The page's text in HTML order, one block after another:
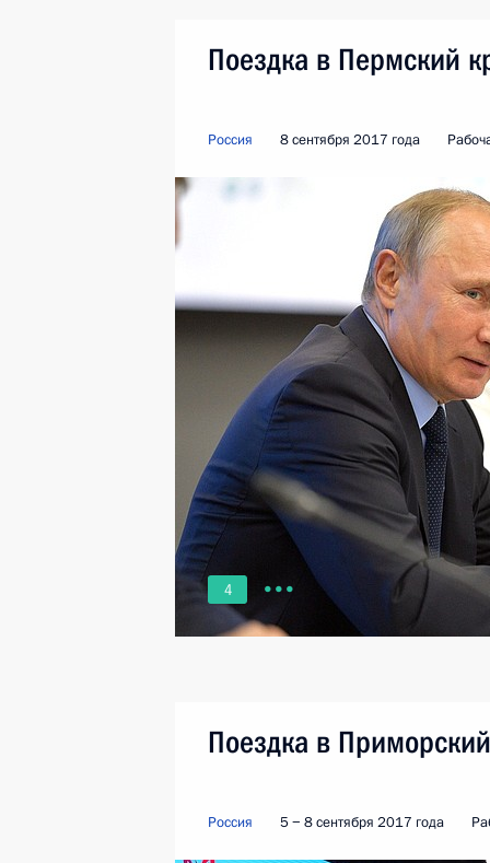
Поездка в Пермский
Россия 8 сентября 2017 года
4
Поездка в
Россия 5 − 8 сентября 2017 года